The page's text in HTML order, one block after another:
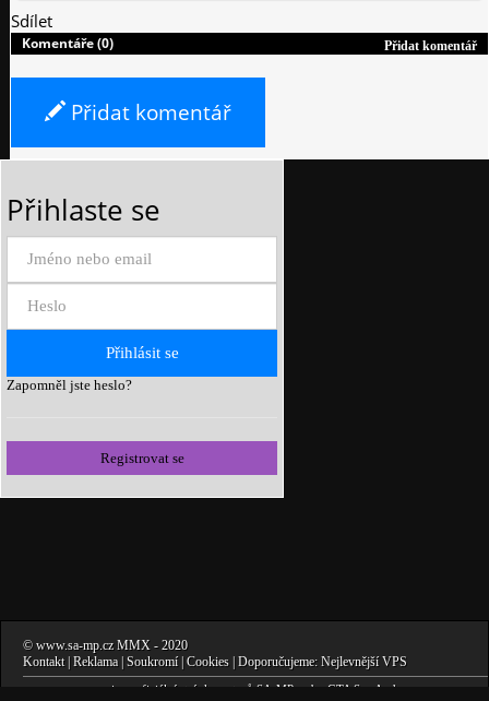
Sdílet
Přidat komentář
Komentáře (0)
Přidat komentář
Přihlaste se
Zapomněl jste heslo?
Registrovat se
© www.sa-mp.cz MMX - 2020
Kontakt| Reklama Soukromí| Cookies | Doporučujeme: Nejlevnější VPS
nejsou oficiální stránky autorů SA-MP, nebo GTA San Andreas